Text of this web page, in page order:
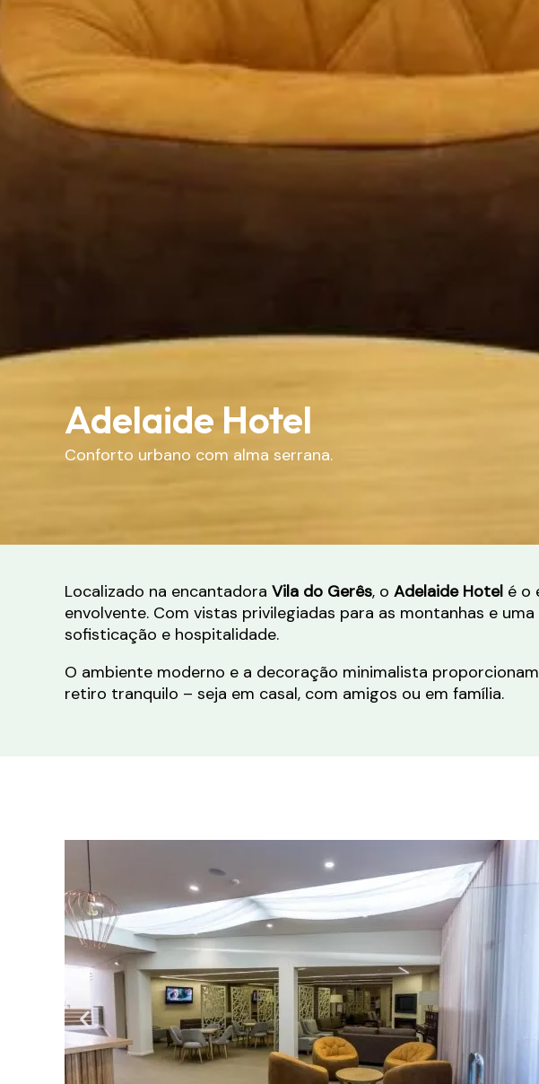
Adelaide Hotel
Conforto urbano com alma serrana.
Localizado na encantadora Vila do Gerês, o Adelaide Hotel é o
envolvente. Com vistas privilegiadas para as montanhas e
sofisticação e hospitalidade.
O ambiente moderno e a decoração minimalista
retiro tranquilo – seja em casal, com amigos ou em família.